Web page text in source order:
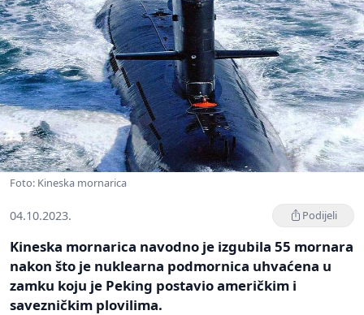
Foto: Kineska mornarica
04.10.2023. Podijeli
Kineska mornarica navodno je izgubila 55 mornara
nakon što je nuklearna podmornica uhvaćena u
zamku koju je Peking postavio američkim i
savezničkim plovilima.